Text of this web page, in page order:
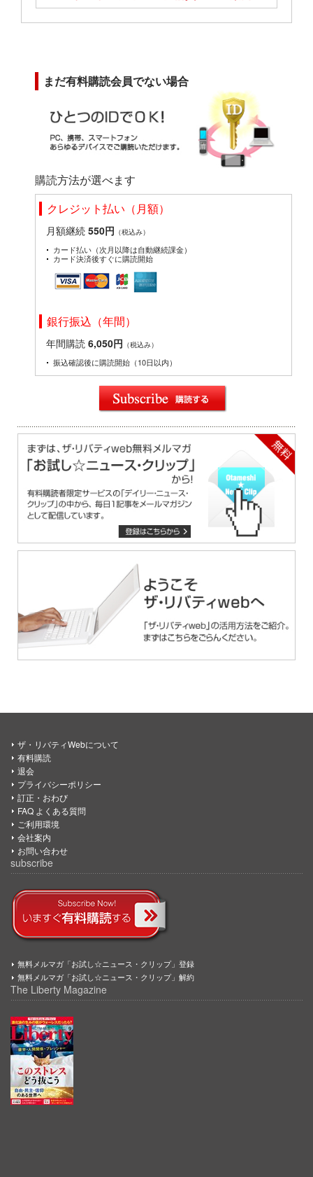
まだ有料購読会員でない場合
購読方法が選べます
クレジット払い（月額）
月額継続 550円 （税込み）
カード払い（次月以降は自動継続課金）
カード決済後すぐに購読開始
銀行振込（年間）
年間購読 6,050円 （税込み）
振込確認後に購読開始（10日以内）
ザ・リバティWebについて
有料購読
退会
プライバシーポリシー
訂正・おわび
FAQ よくある質問
ご利用環境
会社案内
お問い合わせ
subscribe
無料メルマガ「お試し☆ニュース・クリップ」登録
無料メルマガ「お試し☆ニュース・クリップ」解約
The Liberty Magazine